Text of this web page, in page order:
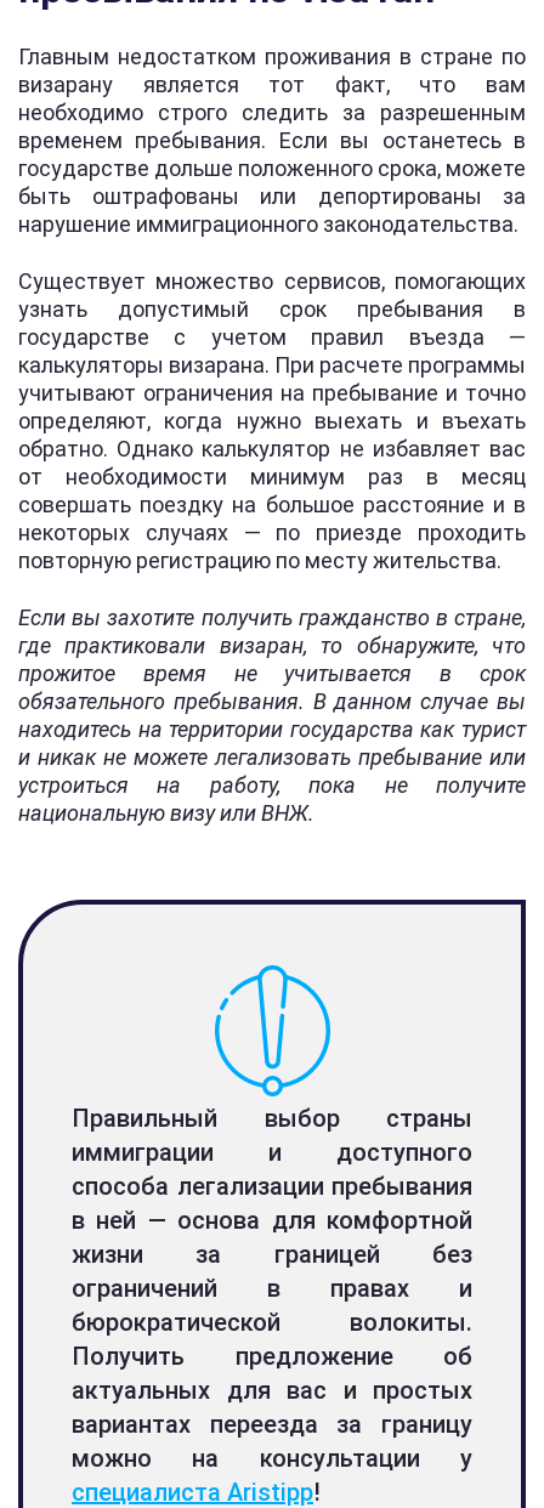
Главным недостатком проживания в стране по
визарану является тот факт, что вам
необходимо строго следить за разрешенным
временем пребывания. Если вы останетесь в
государстве дольше положенного срока, можете
быть оштрафованы или депортированы за
нарушение иммиграционного законодательства.
Существует множество сервисов, помогающих
узнать допустимый срок пребывания в
государстве с учетом правил въезда —
калькуляторы визарана. При расчете программы
учитывают ограничения на пребывание и точно
определяют, когда нужно выехать и въехать
обратно. Однако калькулятор не избавляет вас
от необходимости минимум раз в месяц
совершать поездку на большое расстояние и в
некоторых случаях — по приезде проходить
повторную регистрацию по месту жительства.
Если вы захотите получить гражданство в стране,
где практиковали визаран, то обнаружите, что
прожитое время не учитывается в срок
обязательного пребывания. В данном случае вы
находитесь на территории государства как турист
и никак не можете легализовать пребывание или
устроиться на работу, пока не получите
национальную визу или ВНЖ.
Правильный выбор страны
иммиграции и доступного
способа легализации пребывания
в ней — основа для комфортной
жизни за границей без
ограничений в правах и
бюрократической волокиты.
Получить предложение об
актуальных для вас и простых
вариантах переезда за границу
можно на консультации у
специалиста Aristipp!